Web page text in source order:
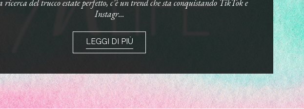
ricerca del trucco estate perfetto, c'è un trend che sta conquistando TikTok e
Instagr...
LEGGI DI PIÙ